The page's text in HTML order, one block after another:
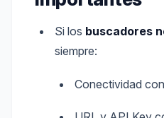
Si los buscadores
siempre:
Conectividad